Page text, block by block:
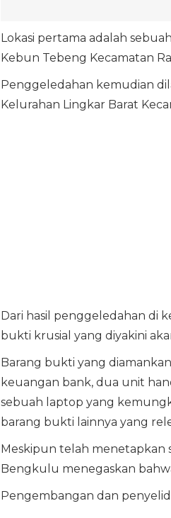
Lokasi pertama adalah
Kebun Tebeng Kecamatan
Penggeledahan kemudian
Kelurahan Lingkar Barat
Dari hasil penggeledahan di
bukti krusial yang diyakini
Barang bukti yang
keuangan bank, dua unit
sebuah laptop yang
barang bukti lainnya yang
Meskipun telah menetapkan
Bengkulu menegaskan
Pengembangan dan